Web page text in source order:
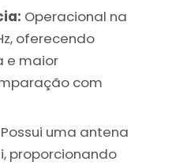
Operacional na
oferecendo
e maior
com
Possui uma antena
proporcionando